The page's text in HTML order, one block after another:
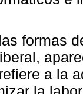
formas
a la